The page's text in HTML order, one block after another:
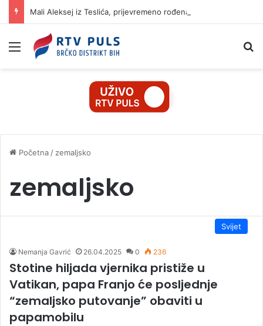
Izbornik
Početna / zemaljsko
zemaljsko
Svijet
Nemanja Gavrić 26.04.2025 0 236
Stotine hiljada vjernika pristiže u
Vatikan, papa Franjo će posljednje
“zemaljsko putovanje” obaviti u
papamobilu